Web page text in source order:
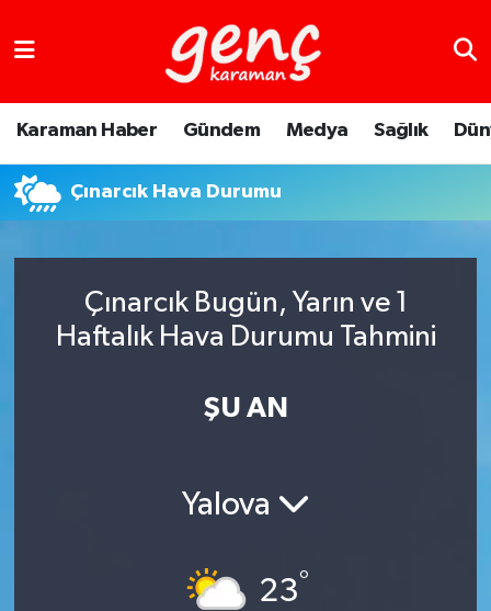
Karaman Haber Gündem Medya Sağlık
Çınarcık Hava Durumu
Çınarcık Bugün, Yarın ve 1
Haftalık Hava Durumu Tahmini
ŞU AN
Yalova
23°